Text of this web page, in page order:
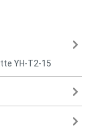
YH-T2-15